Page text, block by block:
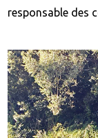
responsable des